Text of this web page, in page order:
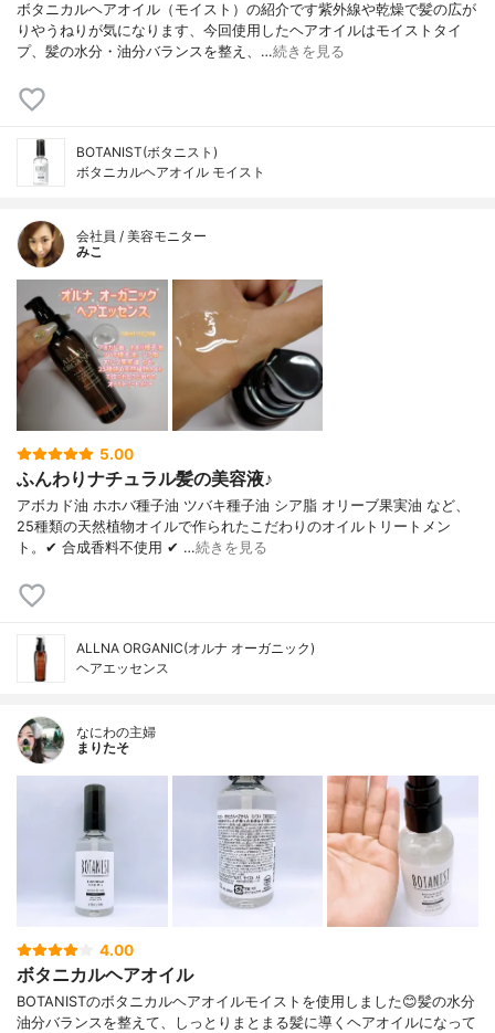
ボタニカルヘアオイル（モイスト）の紹介です紫外線や乾燥で髪の広が
りやうねりが気になります、今回使用したヘアオイルはモイストタイ
プ、髪の水分・油分バランスを整え、…続きを見る
BOTANIST(ボタニスト)
ボタニカルヘアオイル モイスト
会社員 / 美容モニター
みこ
5.00
ふんわりナチュラル髪の美容液♪
アボカド油 ホホバ種子油 ツバキ種子油 シア脂 オリーブ果実油 など、
25種類の天然植物オイルで作られたこだわりのオイルトリートメン
ト。✔ 合成香料不使用 ✔ …続きを見る
ALLNA ORGANIC(オルナ オーガニック)
ヘアエッセンス
なにわの主婦
まりたそ
4.00
ボタニカルヘアオイル
BOTANISTのボタニカルヘアオイルモイストを使用しました😊髪の水分
油分バランスを整えて、しっとりまとまる髪に導くヘアオイルになって